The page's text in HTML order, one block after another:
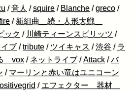
/音人 /squire / Blanche /greco /
/ 新組曲 続・人形大戦
ック / 川崎ティーンスピリッツ /
ブ /tribute / ツイキャス /渋谷 / ラ
vox / ネットライブ /Attack /バ
/ マーリンと赤い竜はユニコーン
/ エフェクター 器材